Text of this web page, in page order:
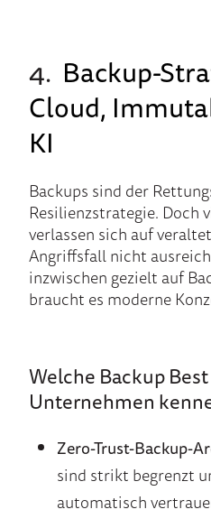
4. Backup-
Cloud,
KI
Backups sind der
Resilienzstrategie. Doch
verlassen sich auf
Angriffsfall nicht
inzwischen gezielt auf
braucht es moderne
Welche Backup
Unternehmen
Zero-Trust-Backup-
sind strikt begrenzt
automatisch